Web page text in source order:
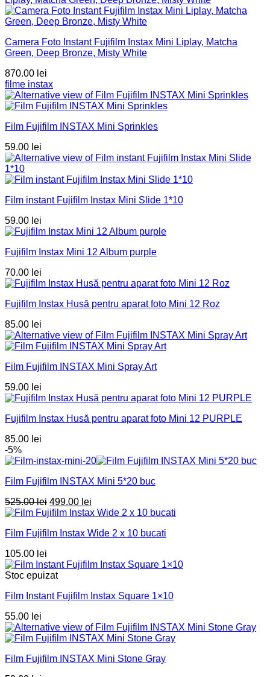
Camera Foto Instant Fujifilm Instax Mini Liplay, Matcha
Green, Deep Bronze, Misty White
870.00 lei
filme instax
Film Fujifilm INSTAX Mini Sprinkles
59.00 lei
Film instant Fujifilm Instax Mini Slide 1*10
59.00 lei
Fujifilm Instax Mini 12 Album purple
70.00 lei
Fujifilm Instax Husă pentru aparat foto Mini 12 Roz
85.00 lei
Film Fujifilm INSTAX Mini Spray Art
59.00 lei
Fujifilm Instax Husă pentru aparat foto Mini 12 PURPLE
85.00 lei
-5%
Film Fujifilm INSTAX Mini 5*20 buc
525.00lei Prețul
inițial
fost:
499.00 lei
curent
499.00 lei.
Film Fujifilm Instax Wide 2 x 10 bucati
105.00 lei
Stoc epuizat
Film Instant Fujifilm Instax Square 1×10
55.00 lei
Film Fujifilm INSTAX Mini Stone Gray